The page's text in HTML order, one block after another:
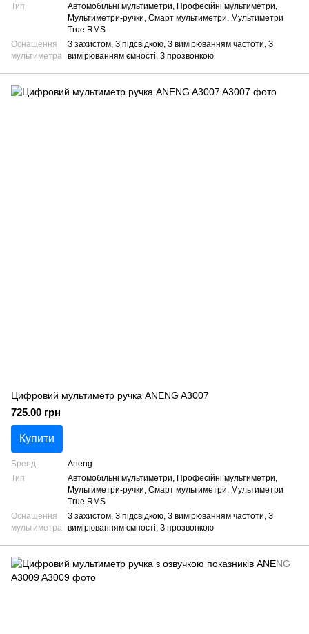
Тип
Автомобільні мультиметри, Професійні мультиметри,
Мультиметри-ручки, Смарт мультиметри, Мультиметри
True RMS
Оснащення
мультиметра
З захистом, З підсвідкою, З вимірюванням частоти, З
вимірюванням ємності, З прозвонкою
Цифровий мультиметр ручка ANENG A3007
725.00 грн
Купити
Бренд
Aneng
Тип
Автомобільні мультиметри, Професійні мультиметри,
Мультиметри-ручки, Смарт мультиметри, Мультиметри
True RMS
Оснащення
мультиметра
З захистом, З підсвідкою, З вимірюванням частоти, З
вимірюванням ємності, З прозвонкою